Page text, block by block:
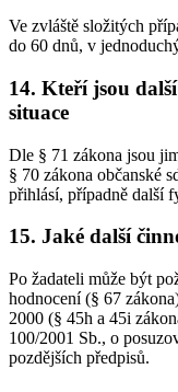
Ve zvláště složitých
do 60 dnů, v
14. Kteří jsou
situace
Dle § 71 zákona jsou
§ 70 zákona občanské
přihlásí, případně další
15. Jaké další
Po žadateli může být
hodnocení (§ 67
2000 (§ 45h a 45i
100/2001 Sb., o
pozdějších předpisů.